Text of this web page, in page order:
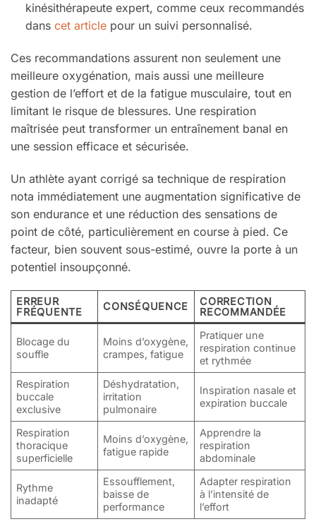
kinésithérapeute expert, comme ceux recommandés
dans cet articlepour un suivi personnalisé.
Ces recommandations assurent non seulement une
meilleure oxygénation, mais aussi une meilleure
gestion de l’effort et de la fatigue musculaire, tout en
limitant le risque de blessures. Une respiration
maîtrisée peut transformer un entraînement banal en
une session efficace et sécurisée.
Un athlète ayant corrigé sa technique de respiration
nota immédiatement une augmentation significative de
son endurance et une réduction des sensations de
point de côté, particulièrement en course à pied. Ce
facteur, bien souvent sous-estimé, ouvre la porte à un
potentiel insoupçonné.
ERREUR
FRÉQUENTE
CONSÉQUENCE
CORRECTION
RECOMMANDÉE
Blocage du
souffle
Moins d’oxygène,
crampes, fatigue
Pratiquer une
respiration continue
et rythmée
Respiration
buccale
exclusive
Déshydratation,
irritation
pulmonaire
Inspiration nasale et
expiration buccale
Respiration
thoracique
superficielle
Moins d’oxygène,
fatigue rapide
Apprendre la
respiration
abdominale
Rythme
inadapté
Essoufflement,
baisse de
performance
Adapter respiration
à l’intensité de
l’effort